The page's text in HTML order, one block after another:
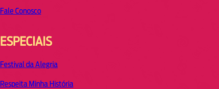
Fale Conosco
ESPECIAIS
Festival da Alegria
Respeita Minha História